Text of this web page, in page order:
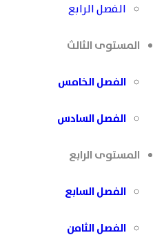
الفصل الرابع
المستوى الثالث
الفصل الخامس
الفصل السادس
المستوى الرابع
الفصل السابع
الفصل الثامن